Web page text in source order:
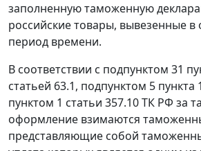
заполненную таможенную
российские товары, вывезенные
период времени.
В соответствии с подпунктом 31
статьей 63.1, подпунктом 5 пункта
пунктом 1 статьи 357.10ТК РФ за
оформление взимаются
представляющие собой